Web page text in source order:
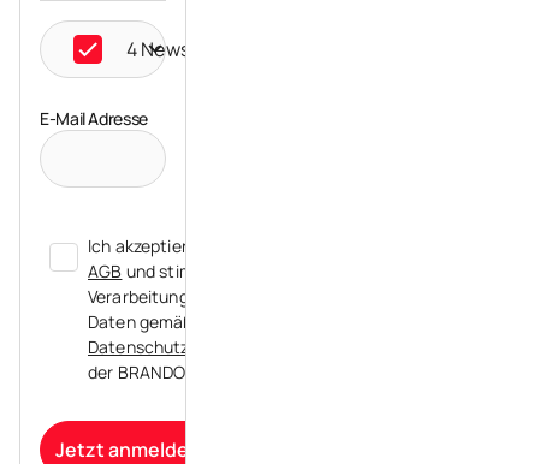
4 Newsletter ausgewählt
E-Mail Adresse
Ich akzeptiere die
AGB und stimme der
Verarbeitung meiner
Daten gemäß der
Datenschutzerklärung
der BRANDORA zu.
Jetzt anmelden